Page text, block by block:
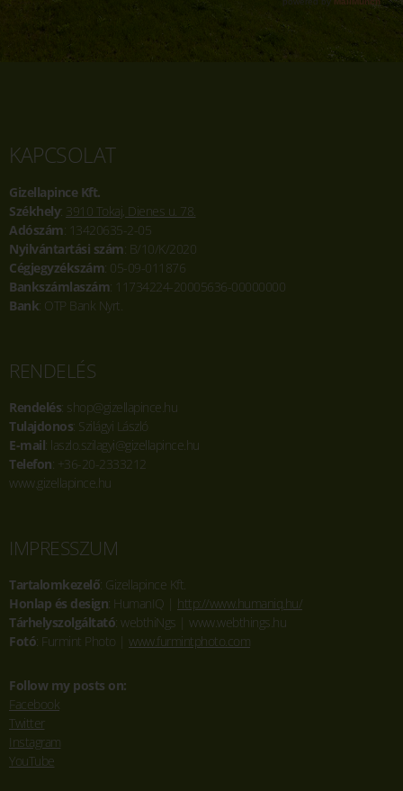
KAPCSOLAT
Gizellapince Kft.
Székhely: 3910 Tokaj, Dienes u. 78.
Adószám: 13420635-2-05
Nyilvántartási szám: B/10/K/2020
Cégjegyzékszám: 05-09-011876
Bankszámlaszám: 11734224-20005636-00000000
Bank: OTP Bank Nyrt.
RENDELÉS
Rendelés: shop@gizellapince.hu
Tulajdonos: Szilágyi László
E-mail: laszlo.szilagyi@gizellapince.hu
Telefon: +36-20-2333212
www.gizellapince.hu
IMPRESSZUM
Tartalomkezelő: Gizellapince Kft.
Honlap és design: HumanIQ | http://www.humaniq.hu/
Tárhelyszolgáltató: webthiNgs | www.webthings.hu
Fotó: Furmint Photo | www.furmintphoto.com
Follow my posts on:
Facebook
Twitter
Instagram
YouTube